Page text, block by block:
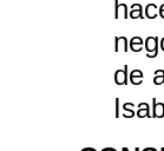
de